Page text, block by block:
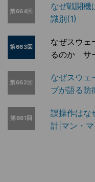
第664回
なぜ戦闘機
識別(1)
第663回
なぜスウェ
るのか サ
第662回
なぜスウェ
ブが語る防
第661回
誤操作はな
計|マン・